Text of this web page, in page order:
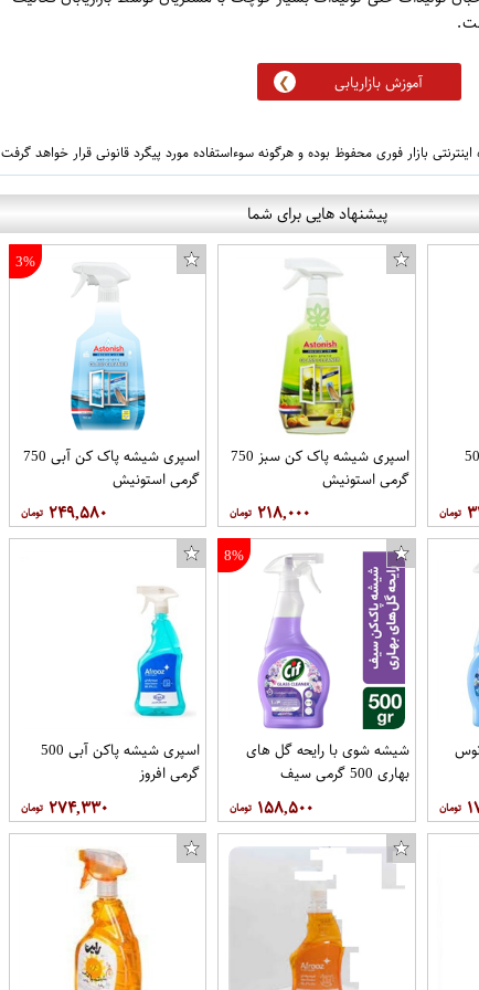
آموزش بازاریابی
بازار فوری محفوظ بوده و هرگونه سوءاستفاده مورد پیگرد قانونی قرار خواهد گرفت
پیشنهاد هایی برای شما
رافونه 500
اسپری شیشه پاک کن سبز 750
گرمی استونیش
۲۱۸,۰۰۰
3%
اسپری شیشه پاک کن آبی 750
گرمی استونیش
۲۴۹,۵۸۰
8%
شیشه شوی با رایحه گل های
بهاری 500 گرمی سیف
۱۵۸,۵۰۰
اسپری شیشه پاکن آبی 500
گرمی افروز
۲۷۴,۳۳۰